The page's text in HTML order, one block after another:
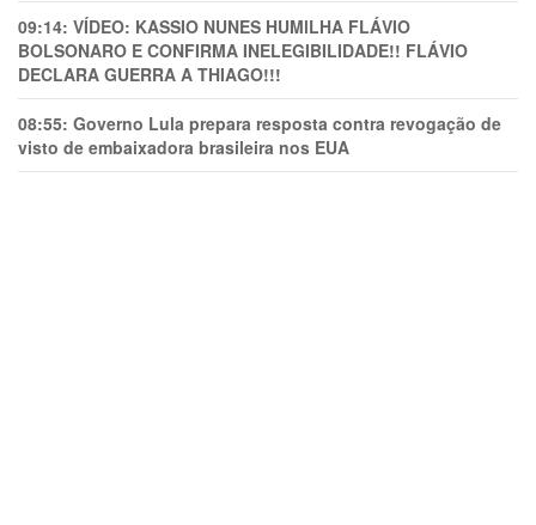
09:14: VÍDEO: KASSIO NUNES HUMlLHA FLÁVIO
BOLSONARO E CONFIRMA INELEGIBILIDADE!! FLÁVIO
DECLARA GUERRA A THIAGO!!!
08:55: Governo Lula prepara resposta contra revogação de
visto de embaixadora brasileira nos EUA